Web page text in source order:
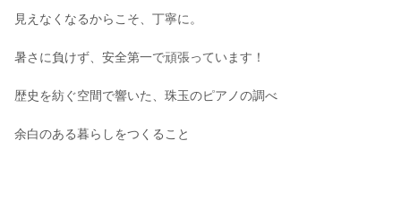
見えなくなるからこそ、丁寧に。
暑さに負けず、安全第一で頑張っています！
歴史を紡ぐ空間で響いた、珠玉のピアノの調べ
余白のある暮らしをつくること